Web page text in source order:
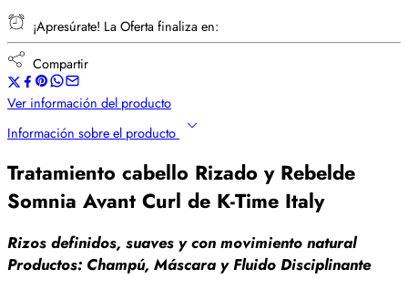
¡Apresúrate! La Oferta finaliza en:
Compartir
Ver información del producto
Información sobre el producto
Tratamiento cabello Rizado y Rebelde
Somnia Avant Curl de K-Time Italy
Rizos definidos, suaves y con movimiento natural
Productos: Champú, Máscara y Fluido Disciplinante